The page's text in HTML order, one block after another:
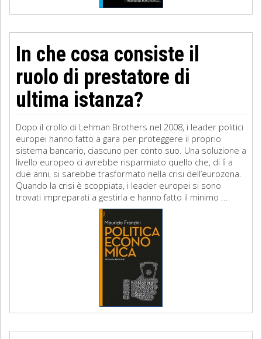
In che cosa consiste il
ruolo di prestatore di
ultima istanza?
Dopo il crollo di Lehman Brothers nel 2008, i leader politici
europei hanno fatto a gara per proteggere il proprio
sistema bancario, ciascuno per conto suo. Una soluzione a
livello europeo ci avrebbe risparmiato quello che, di lì a
due anni, si sarebbe trasformato nella crisi dell’eurozona.
Quando la crisi è scoppiata, i leader europei si sono
trovati impreparati a gestirla e hanno fatto il minimo ...